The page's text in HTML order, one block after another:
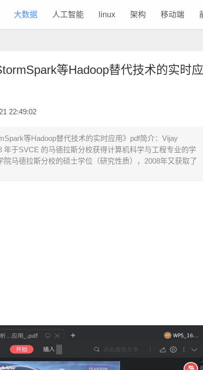
大数据 人工智能 linux 架构 移动端
等Hadoop替代技术的实时应
22:49:02
等Hadoop替代技术的实时应用》pdf简介：Vijay
年于SVCE 的马德拉斯分校获得计算机科学与工程专业的学
马德拉斯分校的硕士学位（研究性质），2008年又获取了